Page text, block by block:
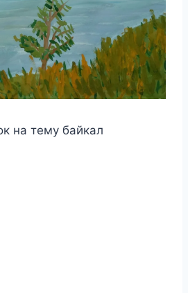
на тему байкал